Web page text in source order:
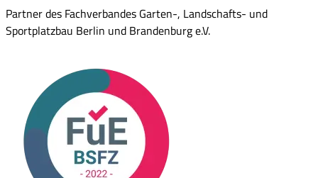
Partner des Fachverbandes Garten-, Landschafts- und
Sportplatzbau Berlin und Brandenburg e.V.